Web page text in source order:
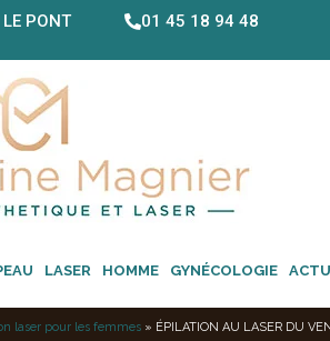
PONT 01 45 18 94 48
LASER HOMME GYNÉCOLOGIE
laser pour les femmes » ÉPILATION AU LASER DU